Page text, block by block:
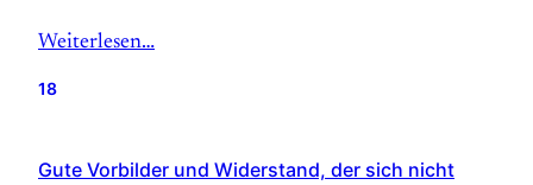
Weiterlesen…
18
Gute Vorbilder und Widerstand, der sich nicht